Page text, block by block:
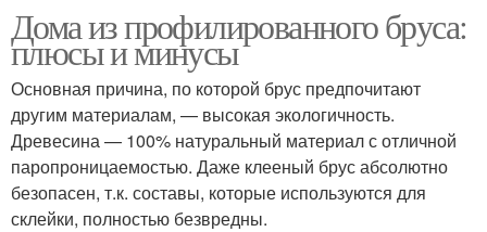
Дома из профилированного бруса:
плюсы и минусы
Основная причина, по которой брус предпочитают
другим материалам, — высокая экологичность.
Древесина — 100% натуральный материал с отличной
паропроницаемостью. Даже клееный брус абсолютно
безопасен, т.к. составы, которые используются для
склейки, полностью безвредны.